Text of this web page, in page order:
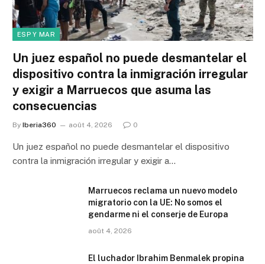
ESP Y MAR
Un juez español no puede desmantelar el
dispositivo contra la inmigración irregular
y exigir a Marruecos que asuma las
consecuencias
By Iberia360 août 4, 2026 0
Un juez español no puede desmantelar el dispositivo
contra la inmigración irregular y exigir a…
Marruecos reclama un nuevo modelo
migratorio con la UE: No somos el
gendarme ni el conserje de Europa
août 4, 2026
El luchador Ibrahim Benmalek propina